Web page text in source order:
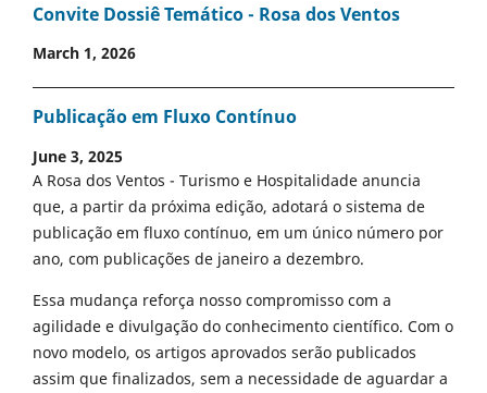
Convite Dossiê Temático - Rosa dos Ventos
March 1, 2026
Publicação em Fluxo Contínuo
June 3, 2025
A Rosa dos Ventos - Turismo e Hospitalidade anuncia
que, a partir da próxima edição, adotará o sistema de
publicação em fluxo contínuo, em um único número por
ano, com publicações de janeiro a dezembro.
Essa mudança reforça nosso compromisso com a
agilidade e divulgação do conhecimento científico. Com o
novo modelo, os artigos aprovados serão publicados
assim que finalizados, sem a necessidade de aguardar a